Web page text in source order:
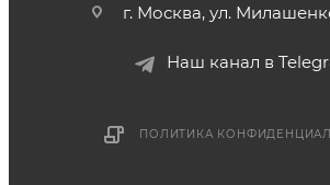
г. Москва, ул.
Наш канал в
ПОЛИТИКА